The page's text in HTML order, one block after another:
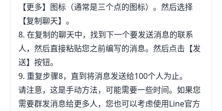
【更多】图标（通常是三个点的图标）。然后选择
【复制聊天】。
8. 在复制的聊天中，找到下一个要发送消息的联系
人，然后直接粘贴您之前编写的消息。然后点击【发
送】按钮。
9. 重复步骤8，直到将消息发送给100个人为止。
请注意，这是手动方法，可能需要一些时间。如果您
需要群发消息给更多人，您也可以考虑使用Line官方